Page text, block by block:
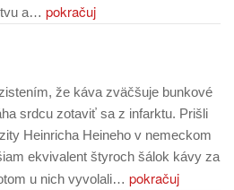
a… pokračuj
že káva zväčšuje bunkové
srdcu zotaviť sa z infarktu. Prišli
Heinricha Heineho v nemeckom
ekvivalent štyroch šálok kávy za
u nich vyvolali… pokračuj